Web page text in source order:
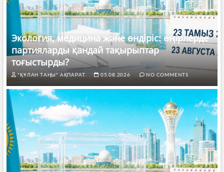
Экология, медицина және өндіріс: өңірлерде
партияларды қандай тақырыптар
тоғыстырды?
"ҚҰЛАН ТАҢЫ" АҚПАРАТ. 05.08.2026 NO COMMENTS